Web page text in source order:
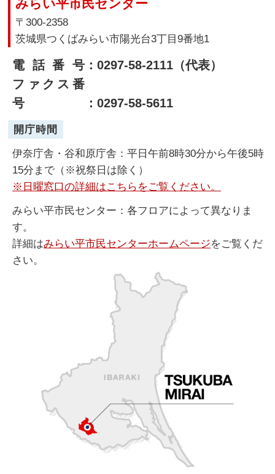
みらい平市民センター
〒300-2358
茨城県つくばみらい市陽光台3丁目9番地1
電話番号：0297-58-2111（代表）
ファクス番
号
：0297-58-5611
開庁時間
伊奈庁舎・谷和原庁舎：平日午前8時30分から午後5時
15分まで（※祝祭日は除く）
※日曜窓口の詳細はこちらをご覧ください。
みらい平市民センター：各フロアによって異なりま
す。
詳細はみらい平市民センターホームページをご覧くだ
さい。